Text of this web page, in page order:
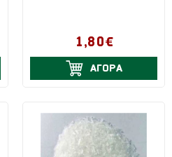
1,80€
ΑΓΟΡΑ